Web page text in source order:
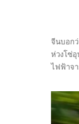
จีนบอก
ห่วงโซ่
ไฟฟ้าจ